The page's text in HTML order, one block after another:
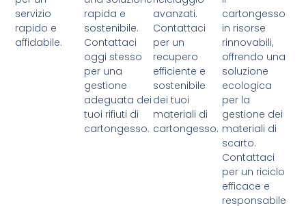
servizio
rapido e
affidabile.
rapida e
sostenibile.
Contattaci
oggi stesso
per una
gestione
adeguata dei
tuoi rifiuti di
cartongesso.
avanzati.
Contattaci
per un
recupero
efficiente e
sostenibile
dei tuoi
materiali di
cartongesso.
cartongesso
in risorse
rinnovabili,
offrendo una
soluzione
ecologica
per la
gestione dei
materiali di
scarto.
Contattaci
per un riciclo
efficace e
responsabile